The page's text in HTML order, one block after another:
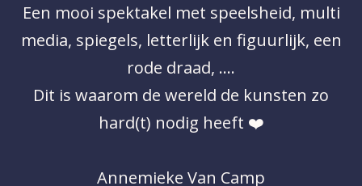
Een mooi spektakel met speelsheid, multi
media, spiegels, letterlijk en figuurlijk, een
rode draad, ….
Dit is waarom de wereld de kunsten zo
hard(t) nodig heeft ❤️
Annemieke Van Camp